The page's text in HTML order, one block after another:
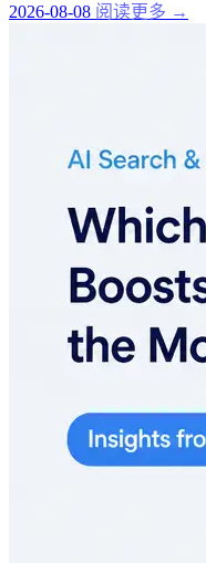
2026-08-08 阅读更多 →